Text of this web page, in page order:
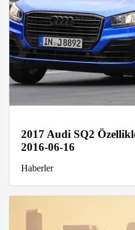
2017 Audi SQ2
2016-06-16
Haberler